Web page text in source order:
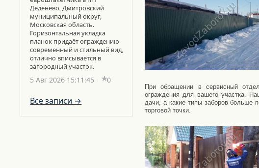
Деденево, Дмитровский
муниципальный округ,
Московская область.
Горизонтальная укладка
планок придаёт ограждению
современный и стильный вид,
отлично вписывается в
загородный участок.
5 Авг 2026 15:11:45 0
Все записи →
При обращении в сервисный
ограждения для вашего участка.
дачи, а какие типы заборов больше
торговой точки.